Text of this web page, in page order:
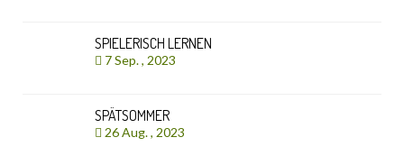
SPIELERISCH LERNEN
7 Sep. , 2023
SPÄTSOMMER
26 Aug. , 2023